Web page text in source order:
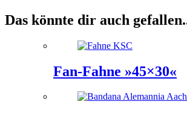
Das könnte dir auch
Fan-Fahne »45×30«